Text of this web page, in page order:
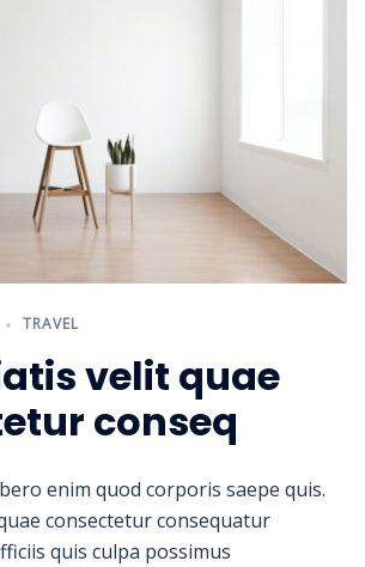
TRAVEL
velit quae
conseq
enim quod corporis saepe quis.
consectetur consequatur
quis culpa possimus